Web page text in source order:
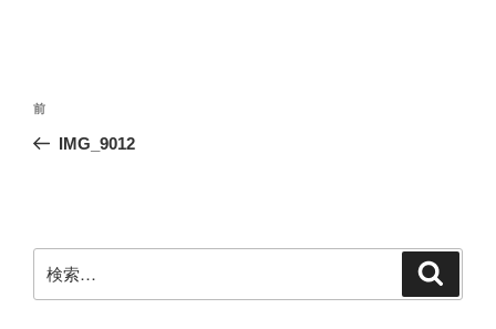
投
ナ
ー
シ
前
の
前
IMG_9012
索: